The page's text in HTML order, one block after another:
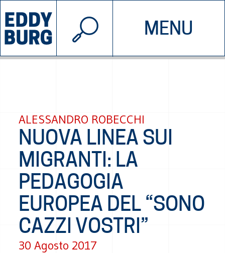
MENU
INIZIATIVE CHI SIAMO
© 2026 EDDYBURG
ALESSANDRO ROBECCHI
NUOVA LINEA SUI
MIGRANTI: LA
PEDAGOGIA
EUROPEA DEL “SONO
CAZZI VOSTRI”
30 Agosto 2017